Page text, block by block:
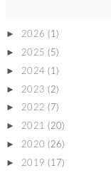
► 2026 (1)
► 2025 (5)
► 2024 (1)
► 2023 (2)
► 2022 (7)
► 2021 (20)
► 2020 (26)
► 2019 (17)